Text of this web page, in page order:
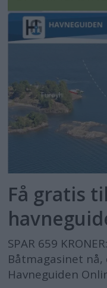
Få gratis
SPAR 659
Båtmagasinet
Havneguiden